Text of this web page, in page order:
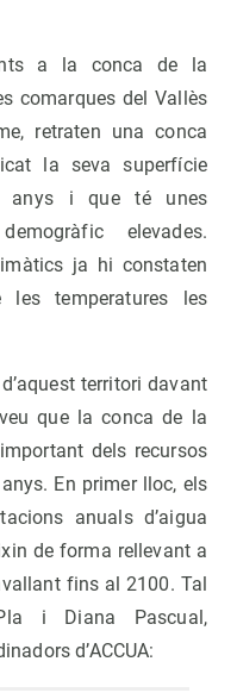
a la conca de la
comarques del Vallès
retraten una conca
la seva superfície
anys i que té unes
elevades.
ja hi constaten
temperatures les
territori davant
que la conca de la
dels recursos
En primer lloc, els
anuals d’aigua
de forma rellevant a
fins al 2100. Tal
i Diana Pascual,
d’ACCUA: